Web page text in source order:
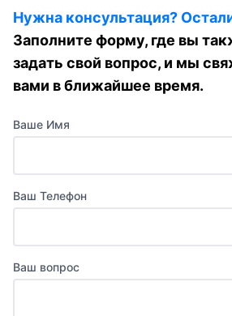
Нужна консультация?
Заполните форму, где вы
задать свой вопрос, и мы
вами в ближайшее время.
Ваше Имя
Ваш Телефон
Ваш вопрос